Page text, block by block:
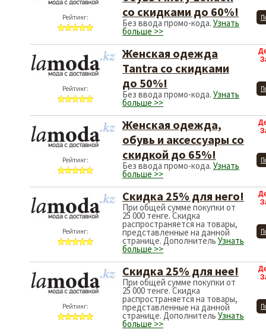
Рейтинг:
со скидками до 60%!
Без ввода промо-кода. Узнать
больше >>
Рейтинг:
Женская одежда
Tantra со скидками
до 50%!
Без ввода промо-кода. Узнать
больше >>
Рейтинг:
Женская одежда,
обувь и аксессуары со
скидкой до 65%!
Без ввода промо-кода. Узнать
больше >>
Рейтинг:
Скидка 25% для него!
При общей сумме покупки от
25 000 тенге. Скидка
распространяется на товары,
представленные на данной
странице. Дополнитель Узнать
больше >>
Рейтинг:
Скидка 25% для нее!
При общей сумме покупки от
25 000 тенге. Скидка
распространяется на товары,
представленные на данной
странице. Дополнитель Узнать
больше >>